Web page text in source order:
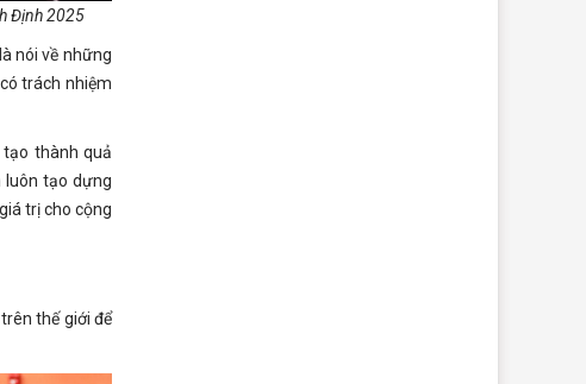
Định 2025
nói về những
trách nhiệm
thành quả
luôn tạo dựng
trị cho cộng
thế giới để